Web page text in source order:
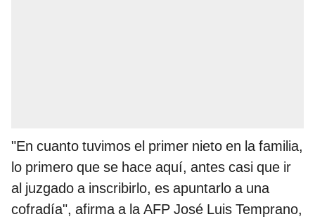
"En cuanto tuvimos el primer nieto en la familia,
lo primero que se hace aquí, antes casi que ir
al juzgado a inscribirlo, es apuntarlo a una
cofradía", afirma a la AFP José Luis Temprano,